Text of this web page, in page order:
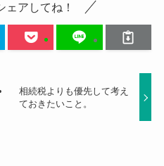
ェアしてね！
相続税よりも優先して考え
ておきたいこと。